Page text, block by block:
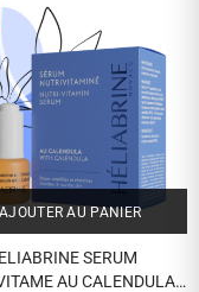
AJOUTER AU PANIER
SERUM
AU CALENDULA